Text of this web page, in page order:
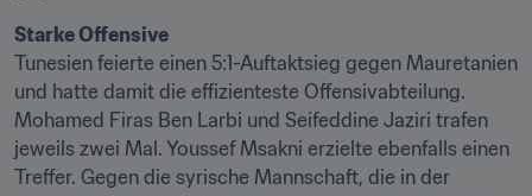
Starke Offensive
Tunesien feierte einen 5:1-Auftaktsieg gegen Mauretanien
und hatte damit die effizienteste Offensivabteilung.
Mohamed Firas Ben Larbi und Seifeddine Jaziri trafen
jeweils zwei Mal. Youssef Msakni erzielte ebenfalls einen
Treffer. Gegen die syrische Mannschaft, die in der